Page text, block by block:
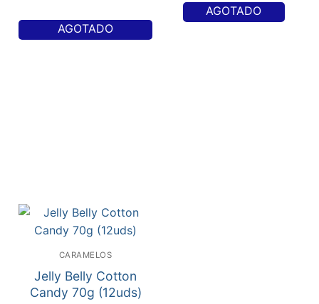
AGOTADO
AGOTADO
CARAMELOS
Jelly Belly Cotton
Candy 70g (12uds)